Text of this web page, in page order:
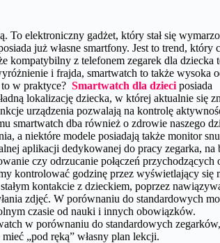
To elektroniczny gadżet, który stał się
już własne smartfony. Jest to trend, który
kompatybilny z telefonem zegarek dla dziecka
i frajda, smartwatch to także wysoka
w praktyce? Smartwatch dla dzieci posiada
lokalizację dziecka, w której aktualnie się
urządzenia pozwalają na kontrolę
smartwatch dba również o zdrowie naszego
a niektóre modele posiadają także monitor
aplikacji dedykowanej do pracy zegarka, na
czy odrzucanie połączeń przychodzących
kontrolować godzinę przez wyświetlający się
kontakcie z dzieckiem, poprzez
zdjęć. W porównaniu do standardowych
czasie od nauki i innych obowiązków.
w porównaniu do standardowych
„pod ręką” własny plan lekcji.